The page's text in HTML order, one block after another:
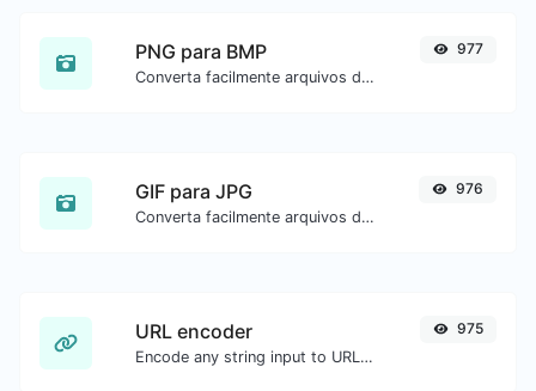
PNG para BMP
Converta facilmente arquivos de imagem PNG para BMP.
977
GIF para JPG
Converta facilmente arquivos de imagem GIF para JPG.
976
URL encoder
Encode any string input to URL format.
975